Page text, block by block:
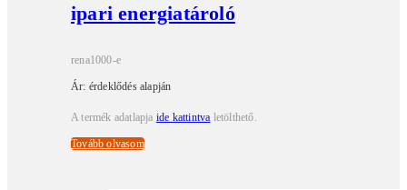
ipari energiatároló
rena1000-e
Ár: érdeklődés alapján
A termék adatlapja ide kattintva letölthető.
Tovább olvasom